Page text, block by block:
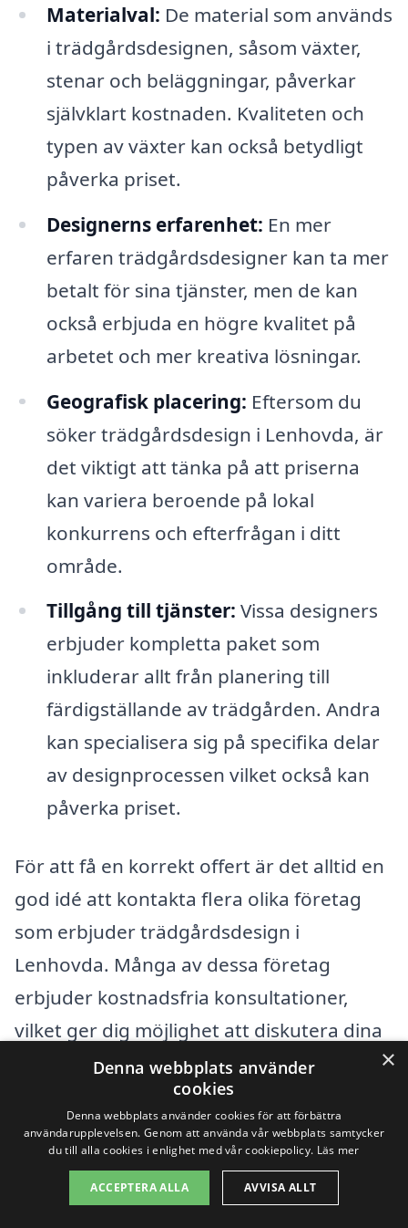
Materialval: De material som används
i trädgårdsdesignen, såsom växter,
stenar och beläggningar, påverkar
självklart kostnaden. Kvaliteten och
typen av växter kan också betydligt
påverka priset.
Designerns erfarenhet: En mer
erfaren trädgårdsdesigner kan ta mer
betalt för sina tjänster, men de kan
också erbjuda en högre kvalitet på
arbetet och mer kreativa lösningar.
Geografisk placering: Eftersom du
söker trädgårdsdesign i Lenhovda, är
det viktigt att tänka på att priserna
kan variera beroende på lokal
konkurrens och efterfrågan i ditt
område.
Tillgång till tjänster: Vissa designers
erbjuder kompletta paket som
inkluderar allt från planering till
färdigställande av trädgården. Andra
kan specialisera sig på specifika delar
av designprocessen vilket också kan
påverka priset.
För att få en korrekt offert är det alltid en
god idé att kontakta flera olika företag
som erbjuder trädgårdsdesign i
Lenhovda. Många av dessa företag
erbjuder kostnadsfria konsultationer,
vilket ger dig möjlighet att diskutera dina
idéer och få ett bra grepp om vad ditt
projekt kommer att kosta. Genom att
jämföra olika alternativ kan du säkerställa
att du får ett rättvist pris för den
trädgårdsdesign du önskar.
×
Denna webbplats använder
cookies
Denna webbplats använder cookies för att förbättra
användarupplevelsen. Genom att använda vår webbplats samtycker
du till alla cookies i enlighet med vår cookiepolicy. Läs mer
ACCEPTERA ALLA AVVISA ALLT